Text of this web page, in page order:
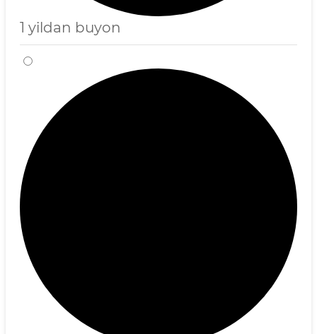
1 yildan buyon